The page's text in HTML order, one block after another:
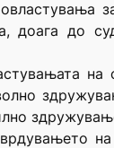
доага до
на